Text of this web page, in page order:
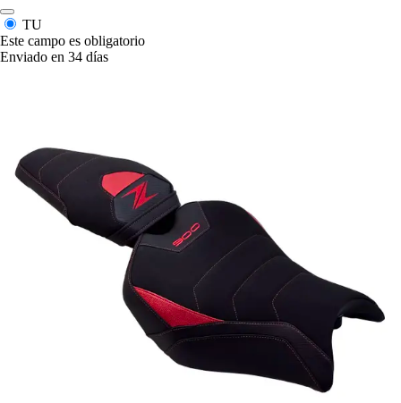
TU
Este campo es obligatorio
Enviado en 34 días